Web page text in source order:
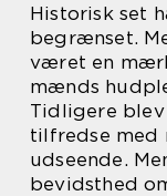
Historisk set
begrænset.
været en
mænds
Tidligere
tilfredse med
udseende.
bevidsthed